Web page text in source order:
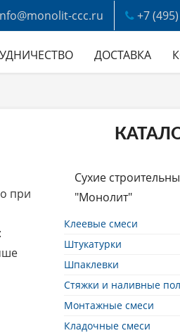
ccc.ru +7
ДОСТАВКА
при
Сухие
"Монолит"
Клеевые смеси
Штукатурки
Шпаклевки
Стяжки и наливные
Монтажные смеси
Кладочные смеси